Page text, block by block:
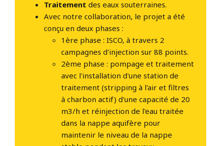
Traitement des eaux souterraines.
Avec notre collaboration, le projet a été
conçu en deux phases :
1ère phase : ISCO, à travers 2
campagnes d'injection sur 88 points.
2ème phase : pompage et traitement
avec l'installation d'une station de
traitement (stripping à l'air et filtres
à charbon actif) d'une capacité de 20
m3/h et réinjection de l'eau traitée
dans la nappe aquifère pour
maintenir le niveau de la nappe